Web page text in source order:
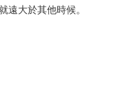
遠大於其他時候。